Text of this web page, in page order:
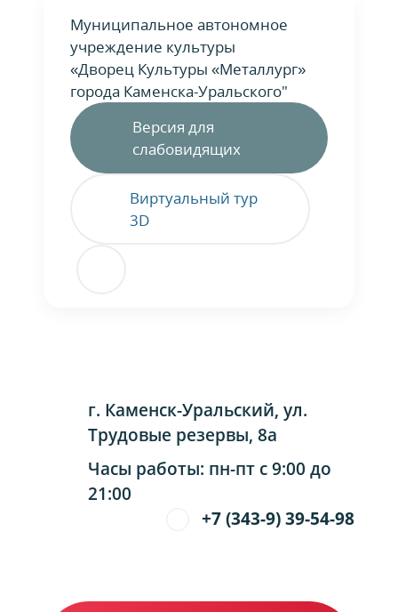
Муниципальное автономное
учреждение культуры
«Дворец Культуры «Металлург»
города Каменска-Уральского"
Версия для
слабовидящих
Виртуальный тур
3D
г. Каменск-Уральский, ул.
Трудовые резервы, 8а
Часы работы: пн-пт с 9:00 до
21:00
+7 (343-9) 39-54-98